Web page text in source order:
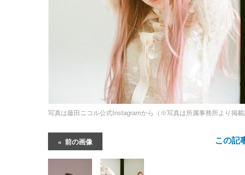
写真は藤田ニコル公式Instagramから（※写真は所属事務所より掲載
前の画像 この記